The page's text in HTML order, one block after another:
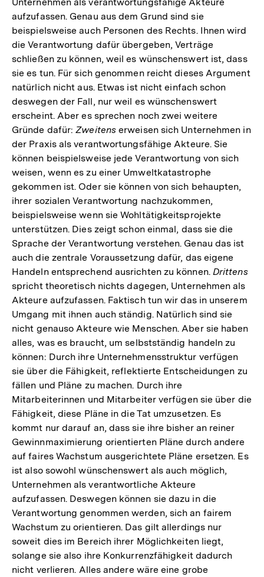
der
Fußnote
aufzufassen. Genau aus dem Grund sind sie
beispielsweise auch Personen des Rechts. Ihnen wird
die Verantwortung dafür übergeben, Verträge
schließen zu können, weil es wünschenswert ist, dass
sie es tun. Für sich genommen reicht dieses Argument
natürlich nicht aus. Etwas ist nicht einfach schon
deswegen der Fall, nur weil es wünschenswert
erscheint. Aber es sprechen noch zwei weitere
Gründe dafür:Zweitens erweisen sich Unternehmen in
der Praxis als verantwortungsfähige Akteure. Sie
können beispielsweise jede Verantwortung von sich
weisen, wenn es zu einer Umweltkatastrophe
gekommen ist. Oder sie können von sich behaupten,
ihrer sozialen Verantwortung nachzukommen,
beispielsweise wenn sie Wohltätigkeitsprojekte
unterstützen. Dies zeigt schon einmal, dass sie die
Sprache der Verantwortung verstehen. Genau das ist
auch die zentrale Voraussetzung dafür, das eigene
Handeln entsprechend ausrichten zu können. Drittens
spricht theoretisch nichts dagegen, Unternehmen als
Akteure aufzufassen. Faktisch tun wir das in unserem
Umgang mit ihnen auch ständig. Natürlich sind sie
nicht genauso Akteure wie Menschen. Aber sie haben
alles, was es braucht, um selbstständig handeln zu
können: Durch ihre Unternehmensstruktur verfügen
sie über die Fähigkeit, reflektierte Entscheidungen zu
fällen und Pläne zu machen. Durch ihre
Mitarbeiterinnen und Mitarbeiter verfügen sie über die
Fähigkeit, diese Pläne in die Tat umzusetzen. Es
kommt nur darauf an, dass sie ihre bisher an reiner
Gewinnmaximierung orientierten Pläne durch andere
auf faires Wachstum ausgerichtete Pläne ersetzen. Es
ist also sowohl wünschenswert als auch möglich,
Unternehmen als verantwortliche Akteure
aufzufassen. Deswegen können sie dazu in die
Verantwortung genommen werden, sich an fairem
Wachstum zu orientieren. Das gilt allerdings nur
soweit dies im Bereich ihrer Möglichkeiten liegt,
solange sie also ihre Konkurrenzfähigkeit dadurch
nicht verlieren. Alles andere wäre eine grobe